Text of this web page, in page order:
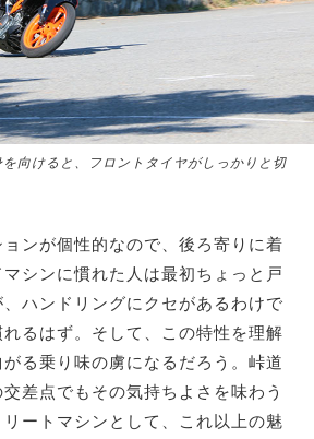
向けると、フロントタイヤがしっかりと切
ンが個性的なので、後ろ寄りに着
シンに慣れた人は最初ちょっと戸
ハンドリングにクセがあるわけで
るはず。そして、この特性を理解
る乗り味の虜になるだろう。峠道
差点でもその気持ちよさを味わう
ートマシンとして、これ以上の魅